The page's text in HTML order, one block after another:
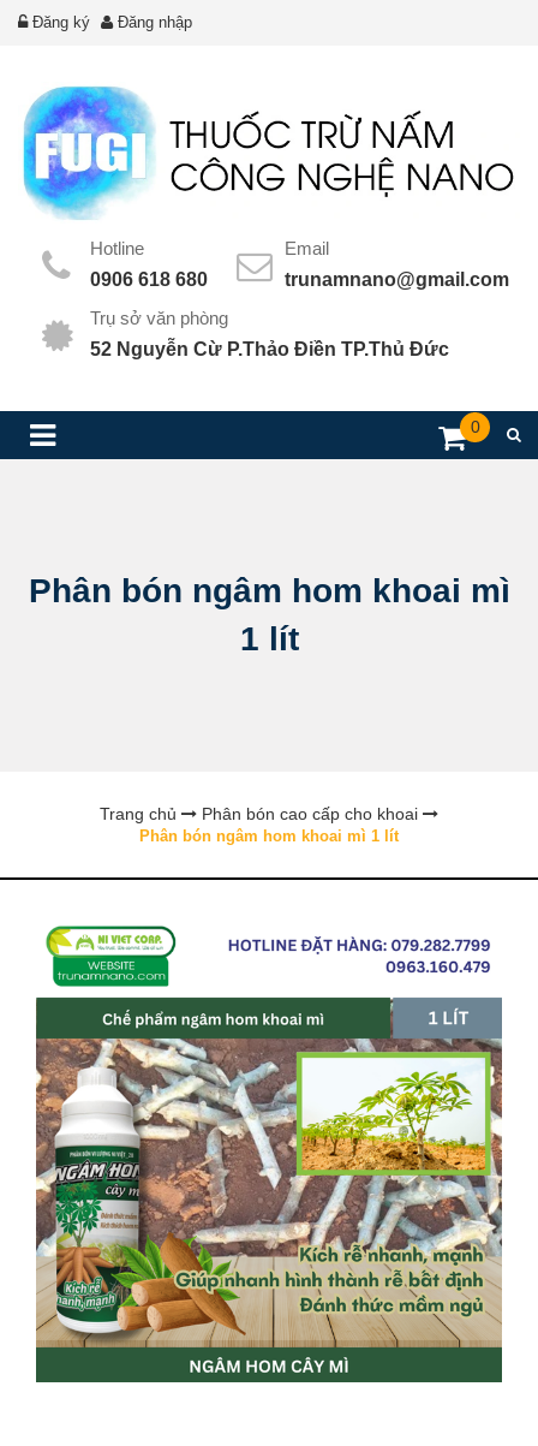
Đăng ký Đăng nhập
Hotline
0906 618 680
Email
trunamnano@gmail.com
Trụ sở văn phòng
52 Nguyễn Cừ P.Thảo Điền TP.Thủ Đức
0
Phân bón ngâm hom khoai mì
1 lít
Trang chủ Phân bón cao cấp cho khoai
Phân bón ngâm hom khoai mì 1 lít